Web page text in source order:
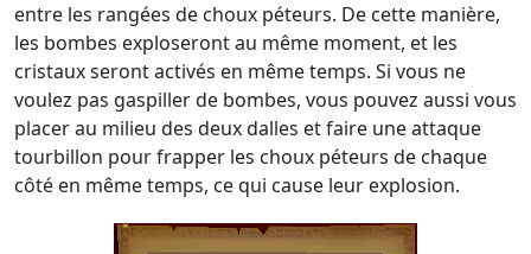
entre les rangées de choux péteurs. De cette manière,
les bombes exploseront au même moment, et les
cristaux seront activés en même temps. Si vous ne
voulez pas gaspiller de bombes, vous pouvez aussi vous
placer au milieu des deux dalles et faire une attaque
tourbillon pour frapper les choux péteurs de chaque
côté en même temps, ce qui cause leur explosion.